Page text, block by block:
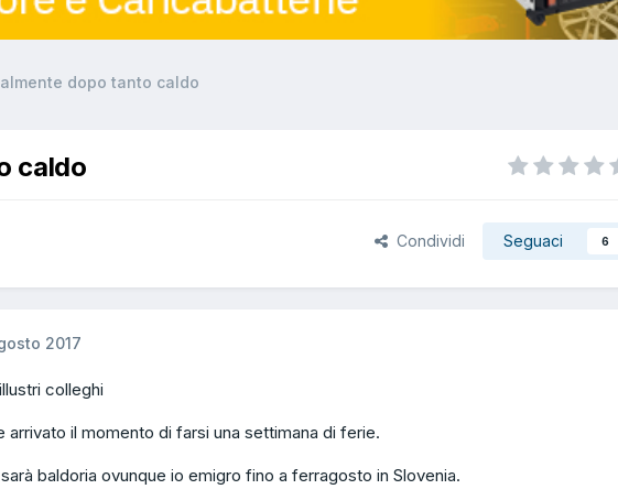
dopo tanto caldo
caldo
Condividi Seguaci 6
2017
colleghi
arrivato il momento di farsi una settimana di ferie.
baldoria ovunque io emigro fino a ferragosto in Slovenia.